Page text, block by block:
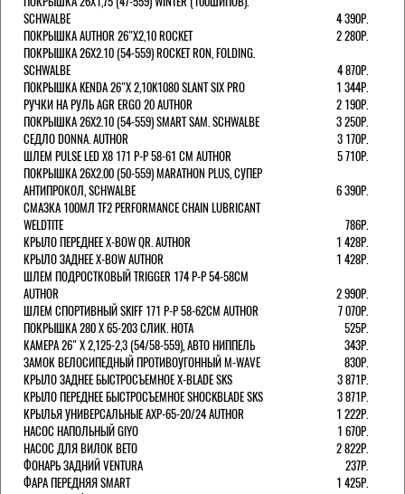
SCHWALBE
4 390Р.
ПОКРЫШКА AUTHOR 26"Х2,10 ROCKET
2 280Р.
ПОКРЫШКА 26X2.10 (54-559) ROCKET RON, FOLDING.
SCHWALBE
4 870Р.
ПОКРЫШКА KENDA 26"Х 2,10K1080 SLANT SIX PRO
1 344Р.
РУЧКИ НА РУЛЬ AGR ERGO 20 AUTHOR
2 190Р.
ПОКРЫШКА 26X2.10 (54-559) SMART SAM. SCHWALBE
3 250Р.
СЕДЛО DONNA. AUTHOR
3 170Р.
ШЛЕМ PULSE LED X8 171 Р-Р 58-61 СМ AUTHOR
5 710Р.
ПОКРЫШКА 26X2.00 (50-559) MARATHON PLUS, СУПЕР
АНТИПРОКОЛ, SCHWALBE
6 390Р.
СМАЗКА 100МЛ TF2 PERFORMANCE CHAIN LUBRICANT
WELDTITE
786Р.
КРЫЛО ПЕРЕДНЕЕ X-BOW QR. AUTHOR
1 428Р.
КРЫЛО ЗАДНЕЕ X-BOW AUTHOR
1 428Р.
ШЛЕМ ПОДРОСТКОВЫЙ TRIGGER 174 Р-Р 54-58СМ
AUTHOR
2 990Р.
ШЛЕМ СПОРТИВНЫЙ SKIFF 171 Р-Р 58-62СМ AUTHOR
7 070Р.
ПОКРЫШКА 280 X 65-203 СЛИК. HOTA
525Р.
КАМЕРА 26" X 2,125-2,3 (54/58-559), АВТО НИППЕЛЬ
343Р.
ЗАМОК ВЕЛОСИПЕДНЫЙ ПРОТИВОУГОННЫЙ M-WAVE
830Р.
КРЫЛО ЗАДНЕЕ БЫСТРОСЪЕМНОЕ X-BLADE SKS
3 871Р.
КРЫЛО ПЕРЕДНЕЕ БЫСТРОСЪЕМНОЕ SHOCKBLADE SKS
3 871Р.
КРЫЛЬЯ УНИВЕРСАЛЬНЫЕ AXP-65-20/24 AUTHOR
1 222Р.
НАСОС НАПОЛЬНЫЙ GIYO
1 670Р.
НАСОС ДЛЯ ВИЛОК ВЕТО
2 822Р.
ФОНАРЬ ЗАДНИЙ VENTURA
237Р.
ФАРА ПЕРЕДНЯЯ SMART
1 425Р.